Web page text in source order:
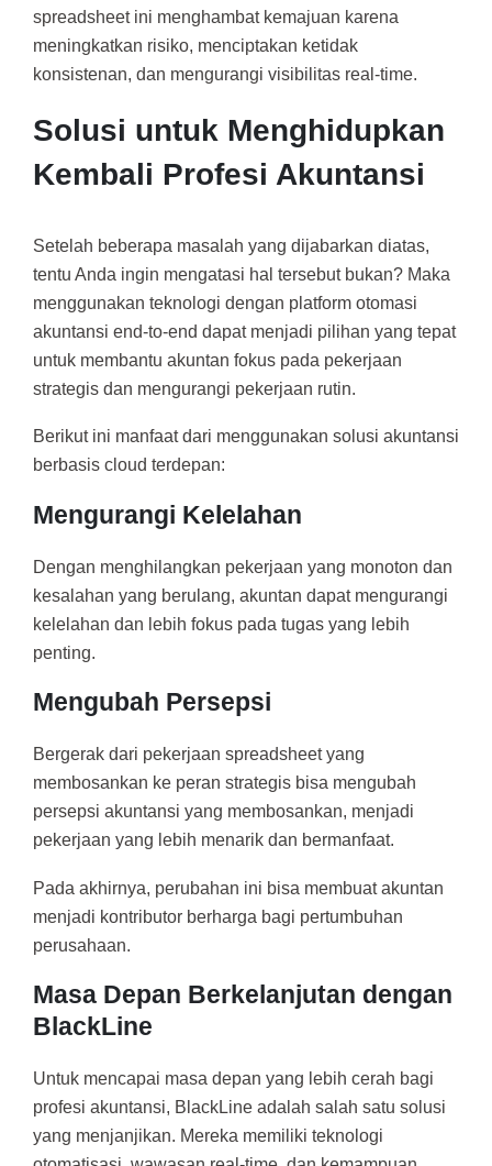
spreadsheet ini menghambat kemajuan karena
meningkatkan risiko, menciptakan ketidak
konsistenan, dan mengurangi visibilitas real-time.
Solusi untuk Menghidupkan
Kembali Profesi Akuntansi
Setelah beberapa masalah yang dijabarkan diatas,
tentu Anda ingin mengatasi hal tersebut bukan? Maka
menggunakan teknologi dengan platform otomasi
akuntansi end-to-end dapat menjadi pilihan yang tepat
untuk membantu akuntan fokus pada pekerjaan
strategis dan mengurangi pekerjaan rutin.
Berikut ini manfaat dari menggunakan solusi akuntansi
berbasis cloud terdepan:
Mengurangi Kelelahan
Dengan menghilangkan pekerjaan yang monoton dan
kesalahan yang berulang, akuntan dapat mengurangi
kelelahan dan lebih fokus pada tugas yang lebih
penting.
Mengubah Persepsi
Bergerak dari pekerjaan spreadsheet yang
membosankan ke peran strategis bisa mengubah
persepsi akuntansi yang membosankan, menjadi
pekerjaan yang lebih menarik dan bermanfaat.
Pada akhirnya, perubahan ini bisa membuat akuntan
menjadi kontributor berharga bagi pertumbuhan
perusahaan.
Masa Depan Berkelanjutan dengan
BlackLine
Untuk mencapai masa depan yang lebih cerah bagi
profesi akuntansi, BlackLine adalah salah satu solusi
yang menjanjikan. Mereka memiliki teknologi